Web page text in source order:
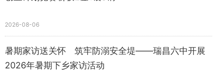
2026-08-06
暑期家访送关怀 筑牢防溺安全堤——瑞昌六中开展
2026年暑期下乡家访活动